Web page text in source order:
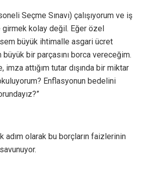
Seçme Sınavı) çalışıyorum ve iş
girmek kolay değil. Eğer özel
büyük ihtimalle asgari ücret
büyük bir parçasını borca vereceğim.
imza attığım tutar dışında bir miktar
Enflasyonun bedelini
adım olarak bu borçların faizlerinin